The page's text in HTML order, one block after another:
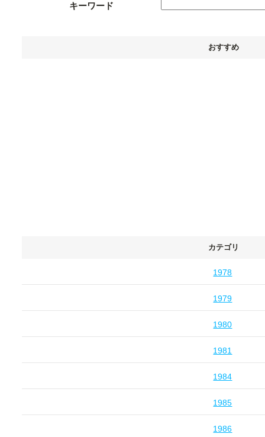
キーワード
おすすめ
カテゴリ
1978
1979
1980
1981
1984
1985
1986